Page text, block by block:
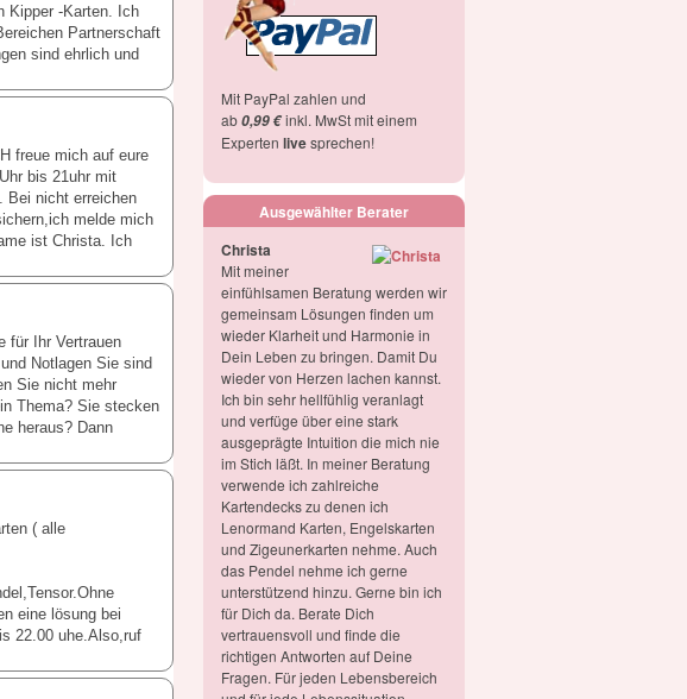
Kipper -Karten. Ich
Partnerschaft
sind ehrlich und
freue mich auf eure
bis 21uhr mit
Bei nicht erreichen
melde mich
ist Christa. Ich
für Ihr Vertrauen
Notlagen Sie sind
Sie nicht mehr
Thema? Sie stecken
heraus? Dann
( alle
eine lösung bei
22.00 uhe.Also,ruf
Mit PayPal zahlen und
ab0,99 €inkl. MwSt mit einem
Experten livesprechen!
Ausgewählter Berater
Christa
Mit meiner
einfühlsamen Beratung werden wir
gemeinsam Lösungen finden um
wieder Klarheit und Harmonie in
Dein Leben zu bringen. Damit Du
wieder von Herzen lachen kannst.
Ich bin sehr hellfühlig veranlagt
und verfüge über eine stark
ausgeprägte Intuition die mich nie
im Stich läßt. In meiner Beratung
verwende ich zahlreiche
Kartendecks zu denen ich
Lenormand Karten, Engelskarten
und Zigeunerkarten nehme. Auch
das Pendel nehme ich gerne
unterstützend hinzu. Gerne bin ich
für Dich da. Berate Dich
vertrauensvoll und finde die
richtigen Antworten auf Deine
Fragen. Für jeden Lebensbereich